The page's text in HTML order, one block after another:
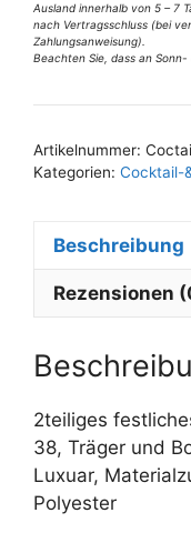
38
Menge
Ausland innerhalb von 5 – 7
nach Vertragsschluss (bei
Zahlungsanweisung).
Beachten Sie, dass an
l
e
t
e
Artikelnummer:
Kategorien: Cocktail-
Beschreibung
Rezensionen
2teiliges
38, Träger und
Luxuar,
Polyester